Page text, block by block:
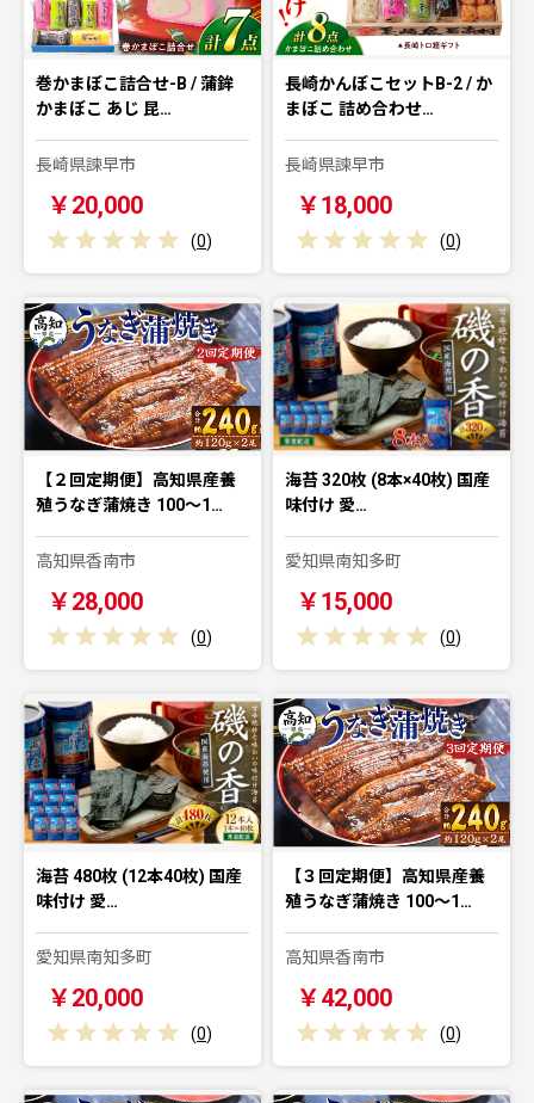
巻かまぼこ詰合せ-B / 蒲鉾
かまぼこ あじ 昆…
長崎県諫早市
￥20,000
(0)
長崎かんぼこセットB-2 / か
まぼこ 詰め合わせ…
長崎県諫早市
￥18,000
(0)
【２回定期便】高知県産養
殖うなぎ蒲焼き 100～1…
高知県香南市
￥28,000
(0)
海苔 320枚 (8本×40枚) 国産
味付け 愛…
愛知県南知多町
￥15,000
(0)
海苔 480枚 (12本40枚) 国産
味付け 愛…
愛知県南知多町
￥20,000
(0)
【３回定期便】高知県産養
殖うなぎ蒲焼き 100～1…
高知県香南市
￥42,000
(0)